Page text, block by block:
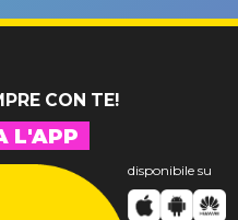
CON TE!
L'APP
disponibile su